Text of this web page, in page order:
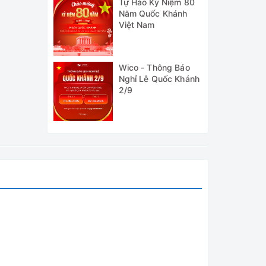
Tự Hào Kỷ Niệm 80
Năm Quốc Khánh
Việt Nam
Wico - Thông Báo
Nghỉ Lễ Quốc Khánh
2/9